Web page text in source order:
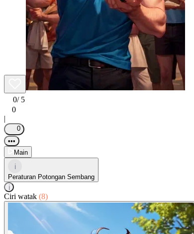
0/ 5
0
|
0
•••
Main
i
Peraturan Potongan Sembang
i
Ciri watak (8)